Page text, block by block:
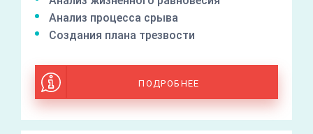
Анализ процесса срыва
Создания плана трезвости
ПОДРОБНЕЕ